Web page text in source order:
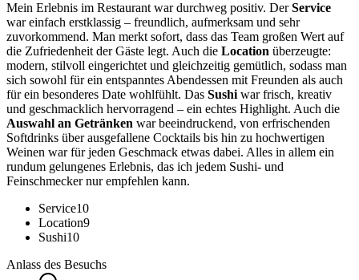
Mein Erlebnis im Restaurant war durchweg positiv. DerService
war einfach erstklassig – freundlich, aufmerksam und sehr
zuvorkommend. Man merkt sofort, dass das Team großen Wert auf
die Zufriedenheit der Gäste legt. Auch die Location überzeugte:
modern, stilvoll eingerichtet und gleichzeitig gemütlich, sodass man
sich sowohl für ein entspanntes Abendessen mit Freunden als auch
für ein besonderes Date wohlfühlt. Das Sushi war frisch, kreativ
und geschmacklich hervorragend – ein echtes Highlight. Auch die
Auswahl an Getränken war beeindruckend, von erfrischenden
Softdrinks über ausgefallene Cocktails bis hin zu hochwertigen
Weinen war für jeden Geschmack etwas dabei. Alles in allem ein
rundum gelungenes Erlebnis, das ich jedem Sushi- und
Feinschmecker nur empfehlen kann.
Service10
Location9
Sushi10
Anlass des Besuchs